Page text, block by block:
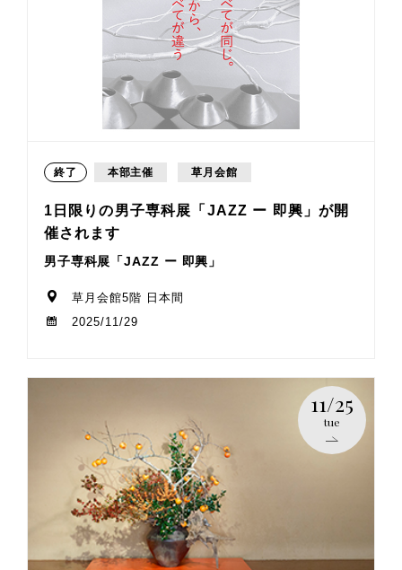
終了 本部主催 草月会館
1日限りの男子専科展「JAZZ ー 即興」が開
催されます
男子専科展「JAZZ ー 即興」
草月会館5階 日本間
2025/11/29
11/25
tue